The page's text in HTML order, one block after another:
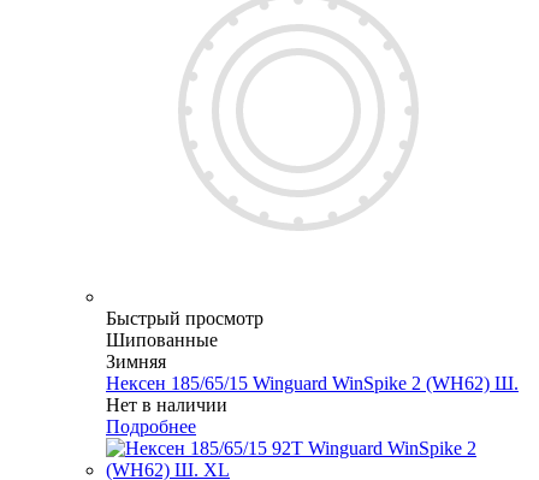
Быстрый просмотр
Шипованные
Зимняя
Нексен 185/65/15 Winguard WinSpike 2 (WH62) Ш.
Нет в наличии
Подробнее